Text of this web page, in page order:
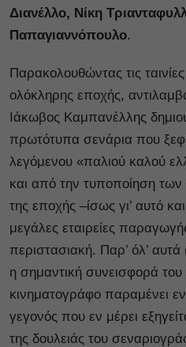
Διανέλλο, Νίκη
Παπαγιαννόπουλο.
Παρακολουθώντας τις
ολόκληρης εποχής,
Ιάκωβος Καμπανέλλης
πρωτότυπα σενάρια που
λεγόμενου «παλιού καλού
και από την τυποποίηση των
της εποχής –ίσως γι’ αυτό
μεγάλες εταιρείες
περιστασιακή. Παρ’ όλ’
η σημαντική συνεισφορά του
κινηματογράφο παραμένει
γεγονός που εν μέρει
της δουλειάς του